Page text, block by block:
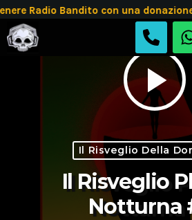
Radio Bandito con una donazione
play_arrow
Il Risveglio Della
Il Risveglio
Notturna